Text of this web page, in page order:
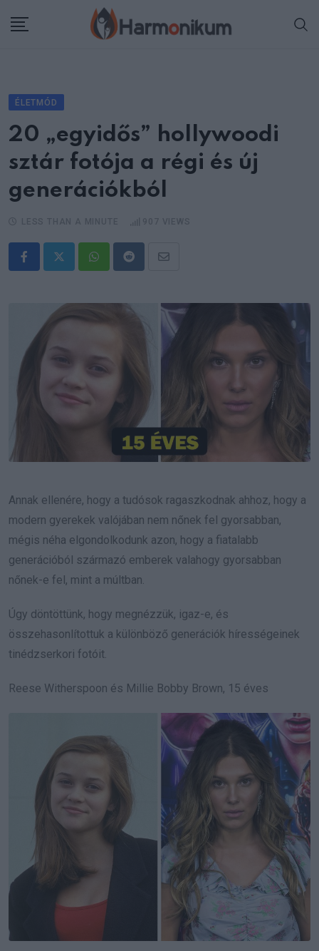
ÉLETMÓD
20 „egyidős” hollywoodi
sztár fotója a régi és új
generációkból
WhatsappRedditShare
Email
Annak ellenére, hogy a tudósok ragaszkodnak ahhoz, hogy a
modern gyerekek valójában nem nőnek fel gyorsabban,
mégis néha elgondolkodunk azon, hogy a fiatalabb
generációból származó emberek valahogy gyorsabban
nőnek-e fel, mint a múltban.
Úgy döntöttünk, hogy megnézzük, igaz-e, és
összehasonlítottuk a különböző generációk hírességeinek
tinédzserkori fotóit.
Reese Witherspoon és Millie Bobby Brown, 15 éves